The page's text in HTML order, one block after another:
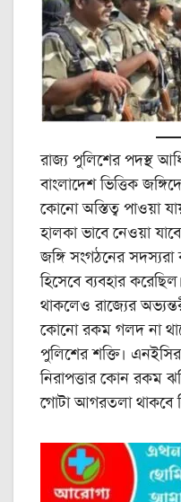
রাজ্য পুলিশের পদস্থ
বাংলাদেশ ভিত্তিক
কোনো অস্তিত্ব পাওয়া
হালকা ভাবে নেওয়া
জঙ্গি সংগঠনের সদস্যরা
হিসেবে ব্যবহার
থাকলেও রাজ্যের
কোনো রকম গলদ না
পুলিশের শক্তি। এনইসির
নিরাপত্তার কোন রকম
গোটা আগরতলা থাকবে